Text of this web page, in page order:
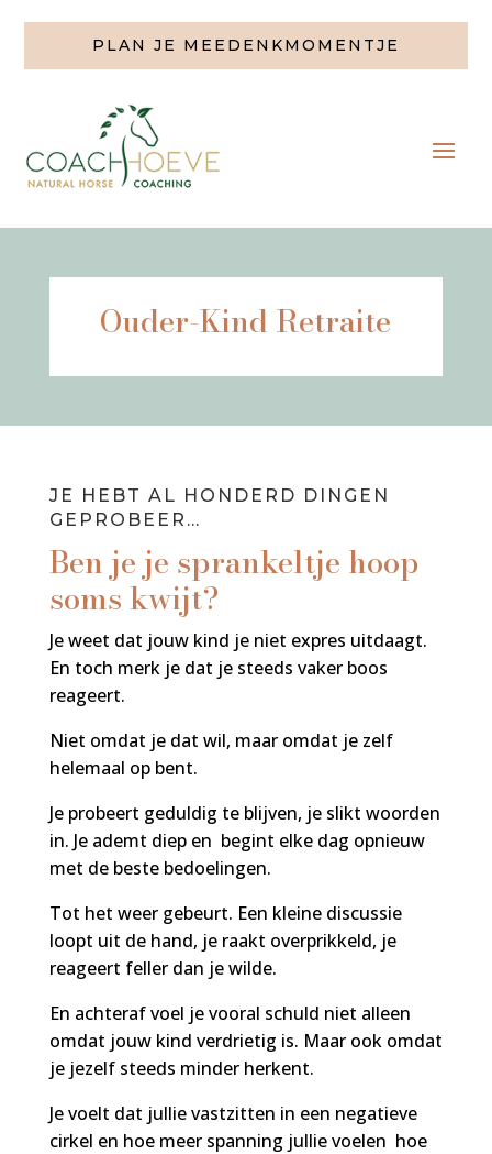
PLAN JE MEEDENKMOMENTJE
Ouder-Kind Retraite
JE HEBT AL HONDERD DINGEN
GEPROBEER…
Ben je je sprankeltje hoop
soms kwijt?
Je weet dat jouw kind je niet expres uitdaagt.
En toch merk je dat je steeds vaker boos
reageert.
Niet omdat je dat wil, maar omdat je zelf
helemaal op bent.
Je probeert geduldig te blijven, je slikt woorden
in. Je ademt diep en begint elke dag opnieuw
met de beste bedoelingen.
Tot het weer gebeurt. Een kleine discussie
loopt uit de hand, je raakt overprikkeld, je
reageert feller dan je wilde.
En achteraf voel je vooral schuld niet alleen
omdat jouw kind verdrietig is. Maar ook omdat
je jezelf steeds minder herkent.
Je voelt dat jullie vastzitten in een negatieve
cirkel en hoe meer spanning jullie voelen hoe